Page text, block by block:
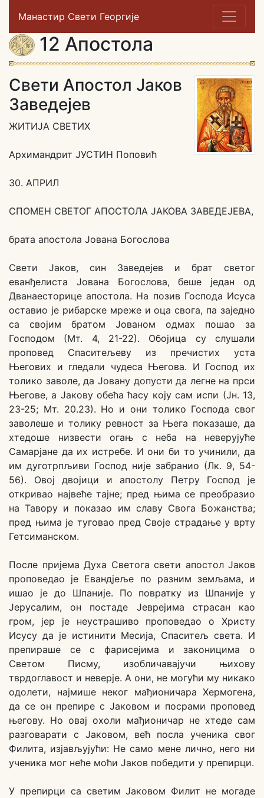
Манастир Свети Георгије
12 Апостола
Свети Апостол Јаков
Заведејев
ЖИТИЈА СВЕТИХ
Архимандрит ЈУСТИН Поповић
30. АПРИЛ
СПОМЕН СВЕТОГ АПОСТОЛА ЈАКОВА ЗАВЕДЕЈЕВА,
брата апостола Јована Богослова
Свети Јаков, син Заведејев и брат светог
еванђелиста Јована Богослова, беше један од
Дванаесторице апостола. На позив Господа Исуса
оставио је рибарске мреже и оца свога, па заједно
са својим братом Јованом одмах пошао за
Господом (Мт. 4, 21-22). Обојица су слушали
проповед Спаситељеву из пречистих уста
Његових и гледали чудеса Његова. И Господ их
толико заволе, да Јовану допусти да легне на прси
Његове, а Јакову обећа ћасу коју сам испи (Јн. 13,
23-25; Мт. 20.23). Но и они толико Господа свог
заволеше и толику ревност за Њега показаше, да
хтедоше низвести огањ с неба на неверујуће
Самарјане да их истребе. И они би то учинили, да
им дуготрпљиви Господ није забранио (Лк. 9, 54-
56). Овој двојици и апостолу Петру Господ је
откривао највеће тајне; пред њима се преобразио
на Тавору и показао им славу Свога Божанства;
пред њима је туговао пред Своје страдање у врту
Гетсиманском.
После пријема Духа Светога свети апостол Јаков
проповедао је Евандјеље по разним земљама, и
ишао је до Шпаније. По повратку из Шпаније у
Јерусалим, он постаде Јеврејима страсан као
гром, јер је неустрашиво проповедао о Христу
Исусу да је истинити Месија, Спаситељ света. И
препираше се с фарисејима и законицима о
Светом Писму, изобличавајучи њихову
тврдоглавост и неверје. А они, не могући му никако
одолети, најмише неког мађионичара Хермогена,
да се он препире с Јаковом и посрами проповед
његову. Но овај охоли мађионичар не хтеде сам
разговарати с Јаковом, већ посла ученика свог
Филита, изјављујући: Не само мене лично, него ни
ученика мог неће моћи Јаков победити у препирци.
У препирци са светим Јаковом Филит не могаде